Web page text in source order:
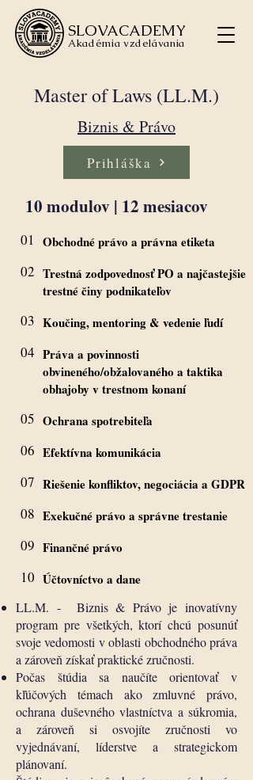
SLOVACADEMY
Akadémia vzdelávania
Master of Laws (LL.M.)
Biznis & Právo
Prihláška
10 modulov | 12 mesiacov
01 Obchodné právo a právna etiketa
02 Trestná zodpovednosť PO a najčastejšie
trestné činy podnikateľov
03 Koučing, mentoring & vedenie ľudí
04 Práva a povinnosti
obvineného/obžalovaného a taktika
obhajoby v trestnom konaní
05 Ochrana spotrebiteľa
06 Efektívna komunikácia
07 Riešenie konfliktov, negociácia a GDPR
08 Exekučné právo a správne trestanie
09 Finančné právo
10 Účtovníctvo a dane
LL.M. - Biznis & Právo je inovatívny
program pre všetkých, ktorí chcú posunúť
svoje vedomosti v oblasti obchodného práva
a zároveň získať praktické zručnosti.
Počas štúdia sa naučíte orientovať v
kľúčových témach ako zmluvné právo,
ochrana duševného vlastníctva a súkromia,
a zároveň si osvojíte zručnosti vo
vyjednávaní, líderstve a strategickom
plánovaní.